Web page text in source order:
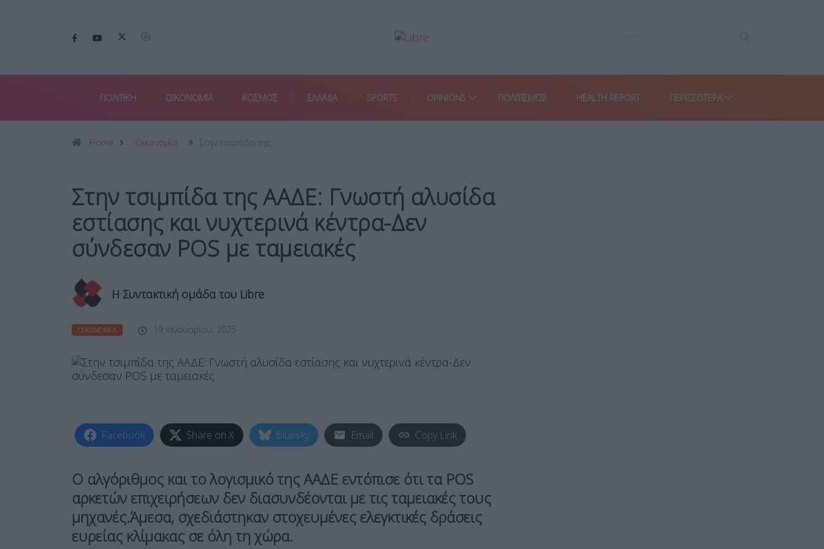
ΠΟΛΙΤΙΚΗ ΟΙΚΟΝΟΜΙΑ ΚΟΣΜΟΣ ΕΛΛΑΔΑ SPORTS OPINIONS ΠΟΛΙΤΙΣΜΟΣ HEALTH REPORT ΠΕΡΙΣΣΌΤΕΡΑ
Home Οικονομία Στην τσιμπίδα της…
Στην τσιμπίδα της ΑΑΔΕ: Γνωστή αλυσίδα
εστίασης και νυχτερινά κέντρα-Δεν
σύνδεσαν POS με ταμειακές
Η Συντακτική ομάδα του Libre
ΟΙΚΟΝΟΜΊΑ 19 Ιανουαρίου, 2025
Facebook Share on X Bluesky Email Copy Link
Ο αλγόριθμος και το λογισμικό της ΑΑΔΕ εντόπισε ότι τα POS
αρκετών επιχειρήσεων δεν διασυνδέονται με τις ταμειακές τους
μηχανές.Άμεσα, σχεδιάστηκαν στοχευμένες ελεγκτικές δράσεις
ευρείας κλίμακας σε όλη τη χώρα.